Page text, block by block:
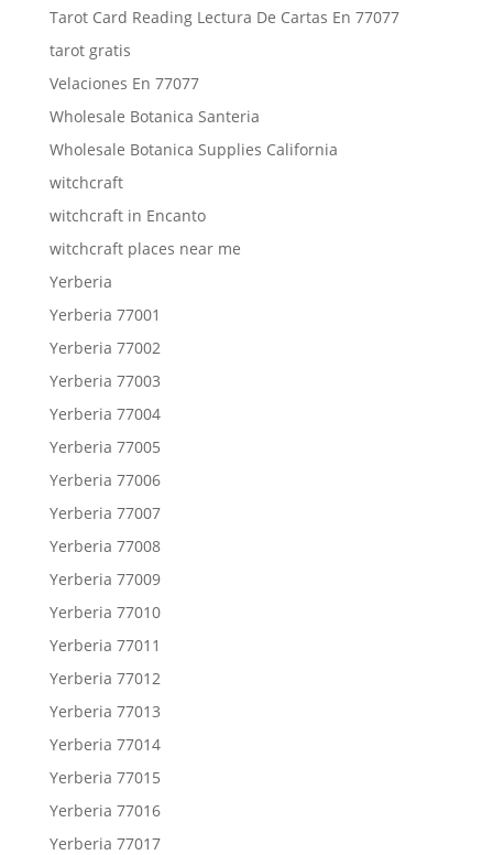
Tarot Card Reading Lectura De Cartas En 77077
tarot gratis
Velaciones En 77077
Wholesale Botanica Santeria
Wholesale Botanica Supplies California
witchcraft
witchcraft in Encanto
witchcraft places near me
Yerberia
Yerberia 77001
Yerberia 77002
Yerberia 77003
Yerberia 77004
Yerberia 77005
Yerberia 77006
Yerberia 77007
Yerberia 77008
Yerberia 77009
Yerberia 77010
Yerberia 77011
Yerberia 77012
Yerberia 77013
Yerberia 77014
Yerberia 77015
Yerberia 77016
Yerberia 77017